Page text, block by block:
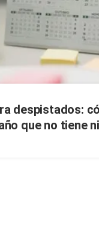
despistados:
que no tiene